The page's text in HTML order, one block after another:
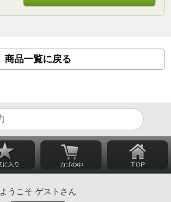
商品一覧に戻る
ようこそ ゲストさん